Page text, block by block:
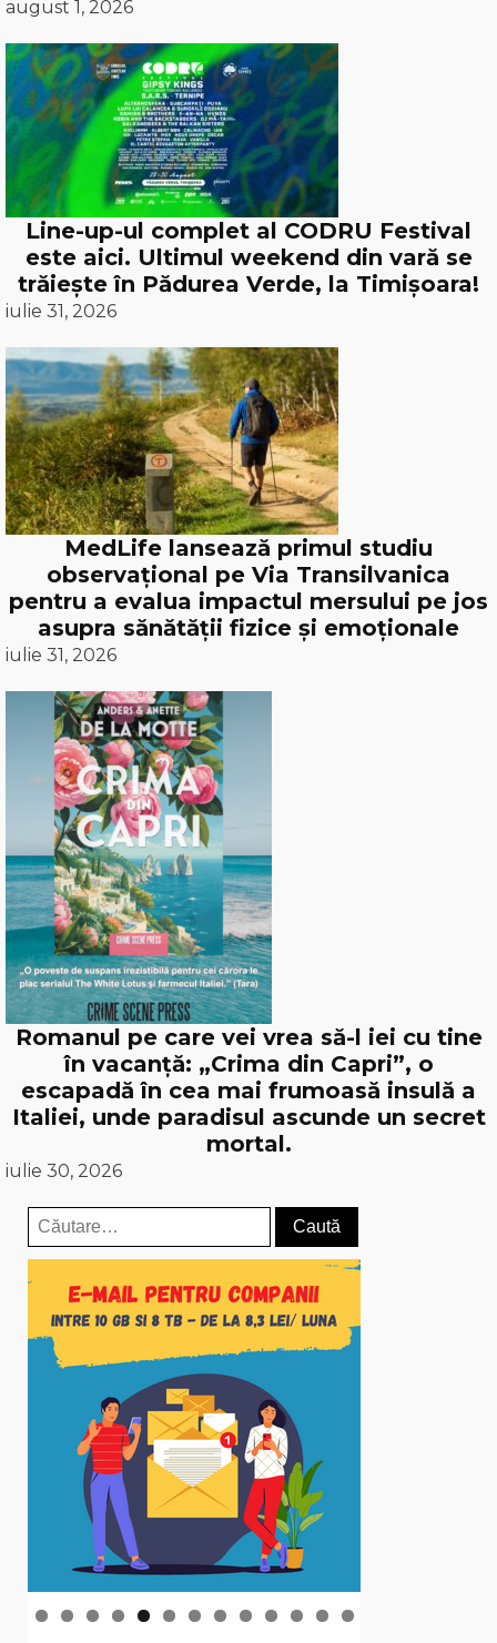
august 1, 2026
Line-up-ul complet al CODRU Festival
este aici. Ultimul weekend din vară se
trăiește în Pădurea Verde, la Timișoara!
iulie 31, 2026
MedLife lansează primul studiu
observațional pe Via Transilvanica
pentru a evalua impactul mersului pe jos
asupra sănătății fizice și emoționale
iulie 31, 2026
Romanul pe care vei vrea să-l iei cu tine
în vacanță: „Crima din Capri”, o
escapadă în cea mai frumoasă insulă a
Italiei, unde paradisul ascunde un secret
mortal.
iulie 30, 2026
Caută
după: